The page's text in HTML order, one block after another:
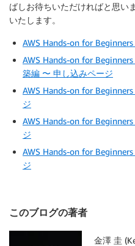
ばしお待ちいただければと思い
いたします。
AWS Hands-on for
AWS Hands-on for
築編 〜 申し込みページ
AWS Hands-on for
ジ
AWS Hands-on for
ジ
AWS Hands-on for
ジ
このブログの著者
金澤 圭